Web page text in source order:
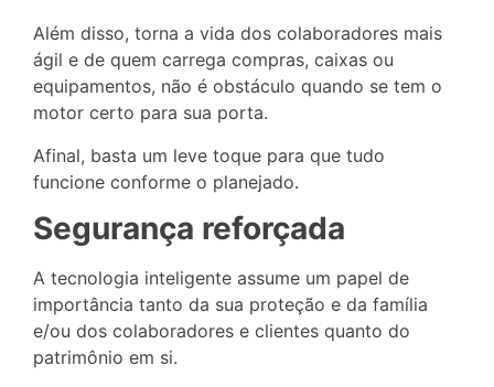
Além disso, torna a vida dos colaboradores mais
ágil e de quem carrega compras, caixas ou
equipamentos, não é obstáculo quando se tem o
motor certo para sua porta.
Afinal, basta um leve toque para que tudo
funcione conforme o planejado.
Segurança reforçada
A tecnologia inteligente assume um papel de
importância tanto da sua proteção e da família
e/ou dos colaboradores e clientes quanto do
patrimônio em si.